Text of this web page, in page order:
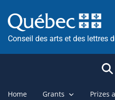
to
content
Conseil des arts et des lettres
la
Home Grants Prizes